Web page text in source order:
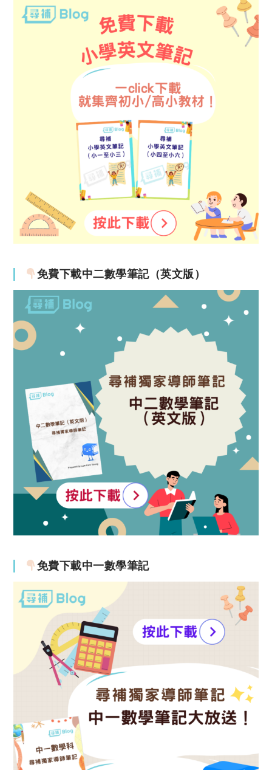
免費下載中二數學筆記（英文版）
免費下載中一數學筆記